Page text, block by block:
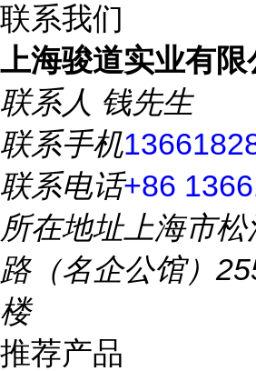
联系我们
上海骏道实业有限
联系人 钱先生
联系手机
联系电话+86
所在地址上海市松
路（名企公馆）
楼
推荐产品